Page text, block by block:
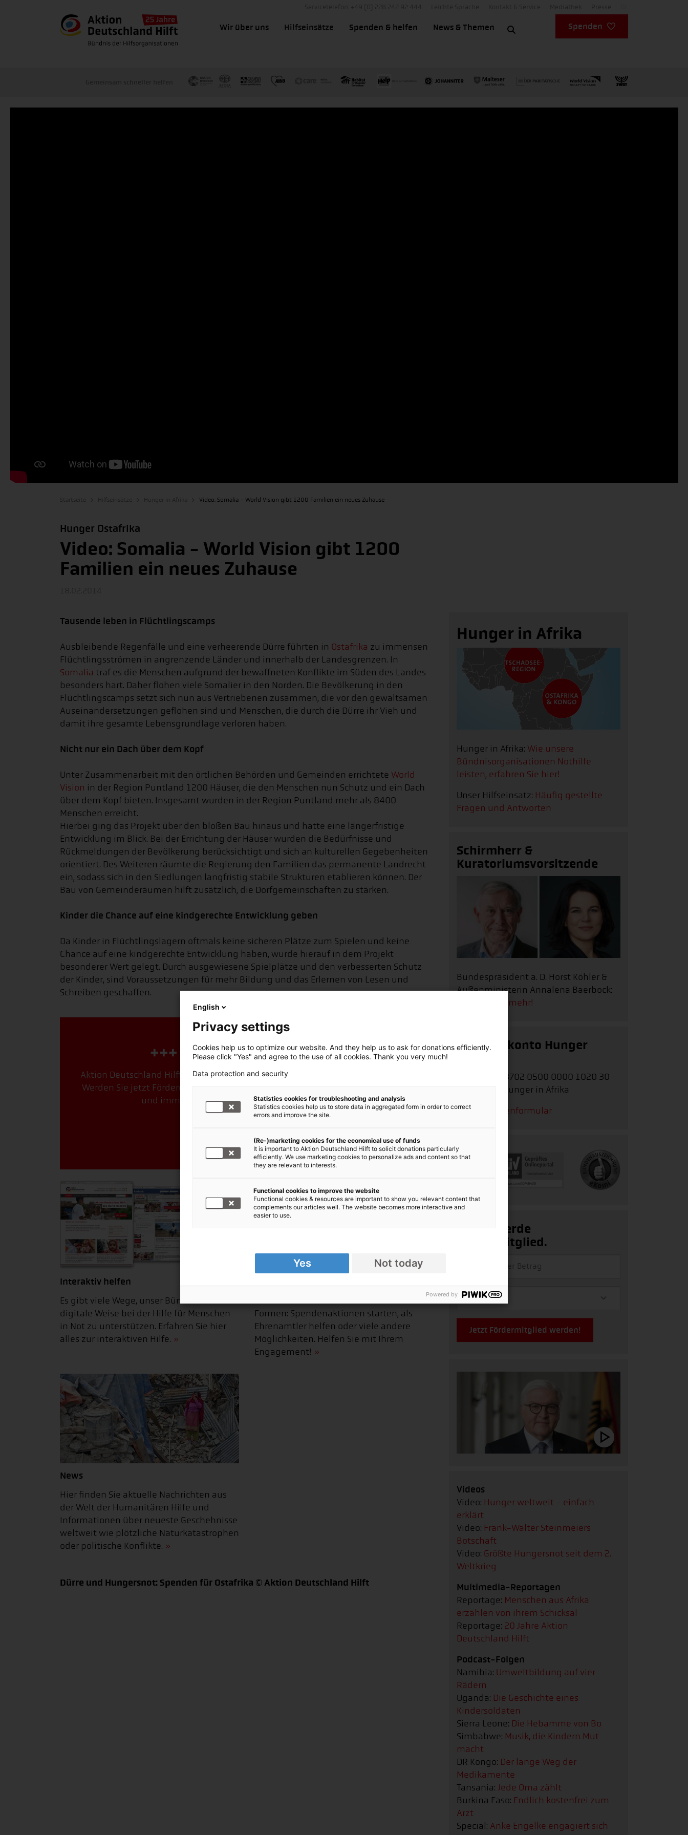
Wir über uns Hilfseinsätze Spenden & helfen News & Themen Spenden
Video: Somalia - World Vision gibt 1200 Familien ein neues Zuhause
Hunger Ostafrika
Video: Somalia - World Vision gibt 1200
Familien ein neues Zuhause
Tausende leben in Flüchtlingscamps
Ausbleibende Regenfälle und eine verheerende Dürre führten in Ostafrika zu immensen
Flüchtlingsströmen in angrenzende Länder und innerhalb der Landesgrenzen. In
Somalia traf es die Menschen aufgrund der bewaffneten Konflikte im Süden des Landes
besonders hart. Daher flohen viele Somalier in den Norden. Die Bevölkerung in den
Flüchtlingscamps setzt sich nun aus Vertriebenen zusammen, die vor den gewaltsamen
Auseinandersetzungen geflohen sind und Menschen, die durch die Dürre ihr Vieh und
damit ihre gesamte Lebensgrundlage verloren haben.
Nicht nur ein Dach über dem Kopf
Unter Zusammenarbeit mit den örtlichen Behörden und Gemeinden errichtete World
Vision in der Region Puntland 1200 Häuser, die den Menschen nun Schutz und ein Dach
über dem Kopf bieten. Insgesamt wurden in der Region Puntland mehr als 8400
Menschen erreicht.
Hierbei ging das Projekt über den bloßen Bau hinaus und hatte eine längerfristige
Entwicklung im Blick. Bei der Errichtung der Häuser wurden die Bedürfnisse und
Rückmeldungen der Bevölkerung berücksichtigt und sich an kulturellen Gegebenheiten
orientiert. Des Weiteren räumte die Regierung den Familien das permanente Landrecht
ein, sodass sich in den Siedlungen langfristig stabile Strukturen etablieren können. Der
Bau von Gemeinderäumen hilft zusätzlich, die Dorfgemeinschaften zu stärken.
Kinder die Chance auf eine kindgerechte Entwicklung geben
Da Kinder in Flüchtlingslagern oftmals keine sicheren Plätze zum Spielen und keine
Chance auf eine kindgerechte Entwicklung haben, wurde hierauf in dem Projekt
besonderer Wert gelegt. Durch ausgewiesene Spielplätze und den verbesserten Schutz
der Kinder, sind Voraussetzungen für mehr Bildung und das Erlernen von Lesen und
Schreiben geschaffen.
+++ Dauerhaft helfen +++
Aktion Deutschland Hilft ist das starke Bündnis von über 20 Hilfsorganisationen.
Werden Sie jetzt Förderer. Mit Ihrer regelmäßigen Spende helfen Sie Tag für Tag
und immer genau dort, wo die Not am größten ist.
Interaktiv helfen
Es gibt viele Wege, unser Bündnis auf
digitale Weise bei der Hilfe für Menschen
in Not zu unterstützen. Erfahren Sie hier
alles zur interaktiven Hilfe.
Formen: Spendenaktionen starten, als
Ehrenamtler helfen oder viele andere
Möglichkeiten. Helfen Sie mit Ihrem
Engagement!
News
Hier finden Sie aktuelle Nachrichten aus
der Welt der Humanitären Hilfe und
Informationen über neueste Geschehnisse
weltweit wie plötzliche Naturkatastrophen
oder politische Konflikte.
Dürre und Hungersnot: Spenden für Ostafrika © Aktion Deutschland Hilft
Hunger in Afrika
Hunger in Afrika: Wie unsere
Bündnisorganisationen Nothilfe
leisten, erfahren Sie hier!
Unser Hilfseinsatz: Häufig gestellte
Fragen und Antworten
Schirmherr &
Kuratoriumsvorsitzende
Bundespräsident a. D. Horst Köhler &
Außenministerin Annalena Baerbock:
Erfahren Sie mehr!
Spendenkonto Hunger
DE62 3702 0500 0000 1020 30
Hunger in Afrika
Zum Spendenformular
Ja, ich werde
Fördermitglied.
Jetzt Fördermitglied werden!
Videos
Video: Hunger weltweit - einfach
erklärt
Video: Frank-Walter Steinmeiers
Botschaft
Video: Größte Hungersnot seit dem 2.
Weltkrieg
Multimedia-Reportagen
Reportage: Menschen aus Afrika
erzählen von ihrem Schicksal
Reportage: 20 Jahre Aktion
Deutschland Hilft
Podcast-Folgen
Namibia: Umweltbildung auf vier
Rädern
Uganda: Die Geschichte eines
Kindersoldaten
Sierra Leone: Die Hebamme von Bo
Simbabwe: Musik, die Kindern Mut
macht
DR Kongo: Der lange Weg der
Medikamente
Tansania: Jede Oma zählt
Burkina Faso: Endlich kostenfrei zum
Arzt
Special: Anke Engelke engagiert sich
English
Privacy settings
Cookies help us to optimize our website. And they help us to ask for donations efficiently.
Please click "Yes" and agree to the use of all cookies. Thank you very much!
Data protection and security
Statistics cookies for troubleshooting and analysis
Statistics cookies help us to store data in aggregated form in order to correct
errors and improve the site.
(Re-)marketing cookies for the economical use of funds
It is important to Aktion Deutschland Hilft to solicit donations particularly
efficiently. We use marketing cookies to personalize ads and content so that
they are relevant to interests.
Functional cookies to improve the website
Functional cookies & resources are important to show you relevant content that
complements our articles well. The website becomes more interactive and
easier to use.
Yes Not today
Powered by